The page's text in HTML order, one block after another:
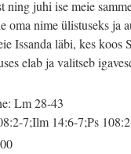
ning juhi ise meie
oma nime ülistuseks ja
Issanda läbi, kes koos
elab ja valitseb
Lm 28-43
7;Ilm 14:6-7;Ps